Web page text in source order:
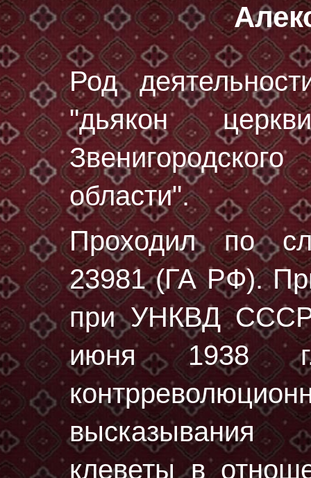
Род
"дьякон
области".
Проходил по
23981 (ГА РФ).
при УНКВД СССР
июня 1938
высказывания
клеветы в